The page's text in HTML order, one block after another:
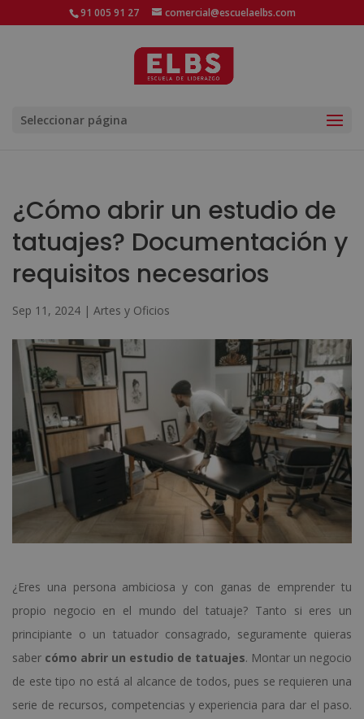
91 005 91 27 comercial@escuelaelbs.com
Seleccionar página
¿Cómo abrir un estudio de
tatuajes? Documentación y
requisitos necesarios
Sep 11, 2024 | Artes y Oficios
¿Eres una persona ambiciosa y con ganas de emprender tu
propio negocio en el mundo del tatuaje? Tanto si eres un
principiante o un tatuador consagrado, seguramente quieras
saber cómo abrir un estudio de tatuajes. Montar un negocio
de este tipo no está al alcance de todos, pues se requieren una
serie de recursos, competencias y experiencia para dar el paso.